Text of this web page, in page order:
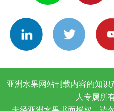
亚洲水果网站刊载内容的知识
人专属所